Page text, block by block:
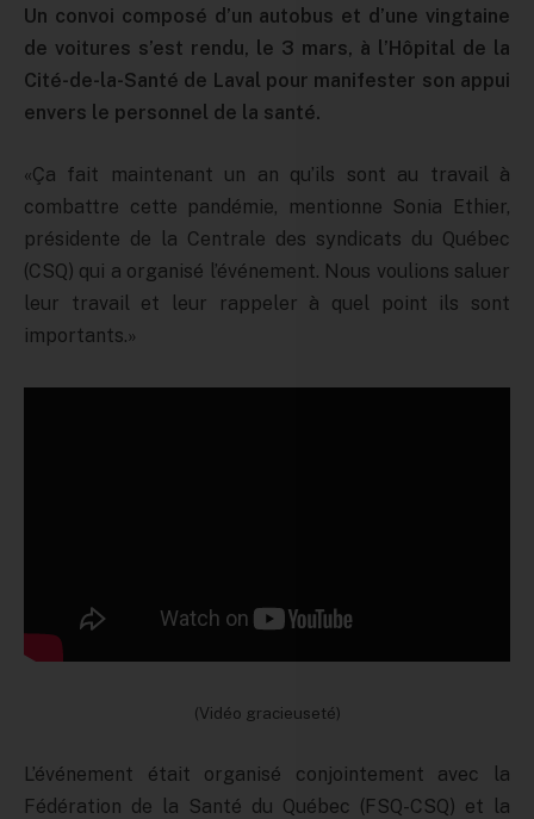
Un convoi composé d’un autobus et d’une vingtaine
de voitures s’est rendu, le 3 mars, à l’Hôpital de la
Cité-de-la-Santé de Laval pour manifester son appui
envers le personnel de la santé.
«Ça fait maintenant un an qu’ils sont au travail à
combattre cette pandémie, mentionne Sonia Ethier,
présidente de la Centrale des syndicats du Québec
(CSQ) qui a organisé l’événement. Nous voulions saluer
leur travail et leur rappeler à quel point ils sont
importants.»
(Vidéo gracieuseté)
L’événement était organisé conjointement avec la
Fédération de la Santé du Québec (FSQ-CSQ) et la